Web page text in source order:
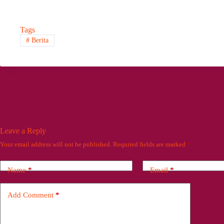
Tags
#Berita
Leave a Reply
Your email address will not be published. Required fields are marked *
Name* Email*
Add Comment *